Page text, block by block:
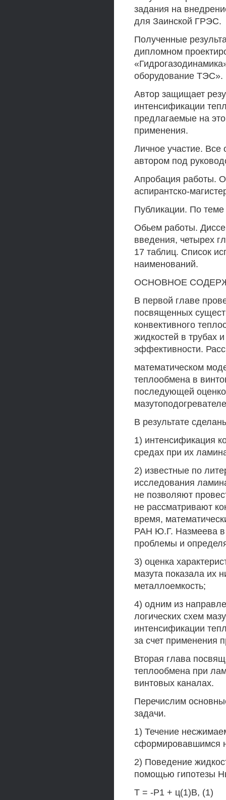
задания на
для Заинской ГРЭС.
Полученные
дипломном
оборудование ТЭС».
Автор защищает
интенсификации
предлагаемые на
применения.
Личное участие. Все
автором под
Апробация работы.
аспирантско-
Публикации. По теме
Обьем работы.
введения, четырех
17 таблиц. Список
наименований.
ОСНОВНОЕ
В первой главе
посвященных
конвективного
жидкостей в трубах
эффективности.
математическом
теплообмена в
последующей
В результате
1) интенсификация
средах при их
2) известные по
исследования
не позволяют
не рассматривают
время,
РАН Ю.Г. Назмеева в
проблемы и
3) оценка
мазута показала их
металлоемкость;
4) одним из
логических схем
интенсификации
за счет применения
Вторая глава
теплообмена при
винтовых каналах.
Перечислим
задачи.
1) Течение
сформировавшимся
2) Поведение
помощью гипотезы
Т = -Р1 + ц(1)В, (1)